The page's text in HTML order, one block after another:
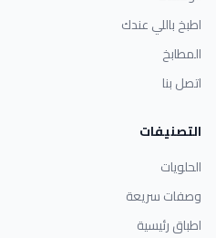
اطبخ باللي عندك
المطابخ
اتصل بنا
التصنيفات
الحلويات
وصفات سريعة
اطباق رئيسية